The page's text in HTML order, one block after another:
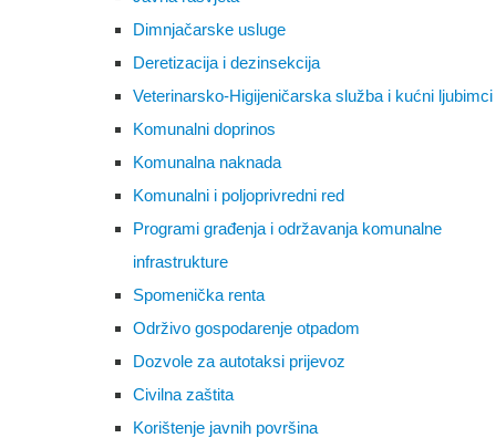
Dimnjačarske usluge
Deretizacija i dezinsekcija
Veterinarsko-Higijeničarska služba i kućni ljubimci
Komunalni doprinos
Komunalna naknada
Komunalni i poljoprivredni red
Programi građenja i održavanja komunalne
infrastrukture
Spomenička renta
Održivo gospodarenje otpadom
Dozvole za autotaksi prijevoz
Civilna zaštita
Korištenje javnih površina